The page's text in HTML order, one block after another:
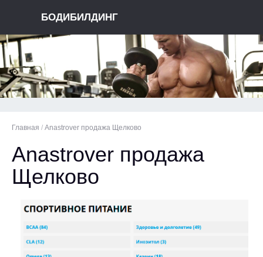
БОДИБИЛДИНГ
Главная / Anastrover продажа Щелково
Anastrover продажа
Щелково